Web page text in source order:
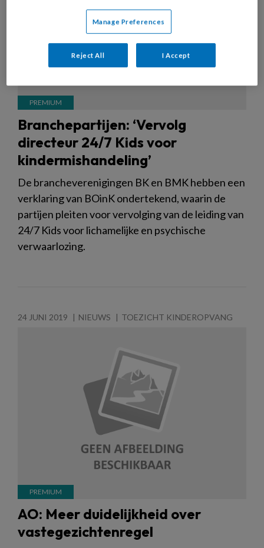
Branchepartijen: ‘Vervolg
directeur 24/7 Kids voor
kindermishandeling’
De brancheverenigingen BK en BMK hebben een
verklaring van BOinK ondertekend, waarin de
partijen pleiten voor vervolging van de leiding van
24/7 Kids voor lichamelijke en psychische
verwaarlozing.
24 JUNI 2019 NIEUWS TOEZICHT KINDEROPVANG
AO: Meer duidelijkheid over
vastegezichtenregel
Manage Preferences
Reject All I Accept